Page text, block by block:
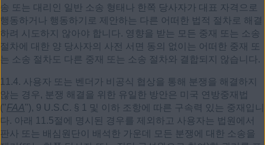
송 또는 대리인 일반 소송 형태나 한쪽 당사자가 대표 자격으로
행동하거나 행동하기로 제안하는 다른 어떠한 법적 절차로 해결
하려 시도하지 않아야 합니다. 영향을 받는 모든 중재 또는 소송
절차에 대한 양 당사자의 사전 서면 동의 없이는 어떠한 중재 또
는 소송 절차도 다른 중재 또는 소송 절차와 결합되지 않습니다.
11.4. 사용자 또는 벤더가 비공식 협상을 통해 분쟁을 해결하지
않는 경우, 분쟁 해결을 위한 유일한 방안은 미국 연방중재법
("FAA"), 9 U.S.C. § 1 및 이하 조항에 따른 구속력 있는 중재입니
다. 아래 11.5절에 명시된 경우를 제외하고 사용자는 법원에서
판사 또는 배심원단이 배석한 가운데 모든 분쟁에 대한 소송을